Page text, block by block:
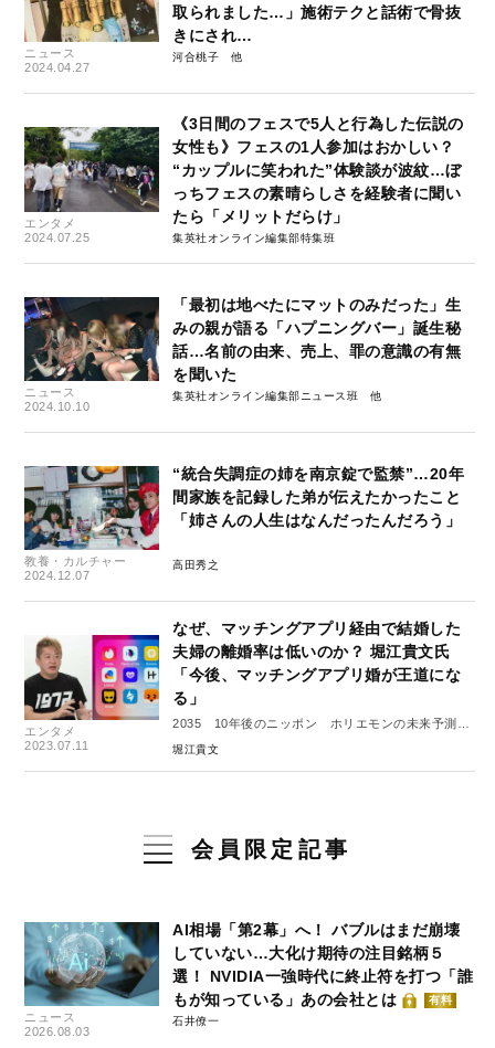
ニュース
2024.04.27
取られました…」施術テクと話術で骨抜
きにされ…
河合桃子
エンタメ
2024.07.25
《3日間のフェスで5人と行為した伝説の
女性も》フェスの1人参加はおかしい？
“カップルに笑われた”体験談が波紋…ぼ
っちフェスの素晴らしさを経験者に聞い
たら「メリットだらけ」
集英社オンライン編集部特集班
ニュース
2024.10.10
「最初は地べたにマットのみだった」生
みの親が語る「ハプニングバー」誕生秘
話…名前の由来、売上、罪の意識の有無
を聞いた
集英社オンライン編集部ニュース班
教養・カルチャー
2024.12.07
“統合失調症の姉を南京錠で監禁”…20年
間家族を記録した弟が伝えたかったこと
「姉さんの人生はなんだったんだろう」
高田秀之
エンタメ
2023.07.11
なぜ、マッチングアプリ経由で結婚した
夫婦の離婚率は低いのか？ 堀江貴文氏
「今後、マッチングアプリ婚が王道にな
る」
2035 10年後のニッポン ホリエモンの未来予測大
全#２
堀江貴文
会員限定記事
ニュース
2026.08.03
AI相場「第2幕」へ！ バブルはまだ崩壊
していない…大化け期待の注目銘柄５
選！ NVIDIA一強時代に終止符を打つ「誰
もが知っている」あの会社とは
有料
石井僚一